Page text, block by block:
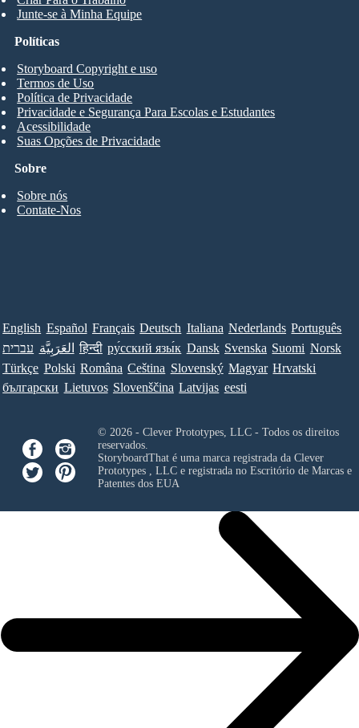
Junte-se à Minha Equipe
Sobre
Sobre nós
Contate-Nos
Políticas
Storyboard Copyright e uso
Termos de Uso
Política de Privacidade
Privacidade e Segurança Para Escolas e Estudantes
Acessibilidade
Suas Opções de Privacidade
English Español Français Deutsch Italiana Nederlands Português
עברית العَرَبِيَّة हिन्दी ру́сский язы́к Dansk Svenska Suomi Norsk
Türkçe Polski Româna Ceština Slovenský Magyar Hrvatski
български Lietuvos Slovenščina Latvijas eesti
© 2026 - Clever Prototypes, LLC - Todos os direitos
reservados.
StoryboardThat é uma marca registrada da Clever
Prototypes , LLCe registrada no Escritório de Marcas e
Patentes dos EUA